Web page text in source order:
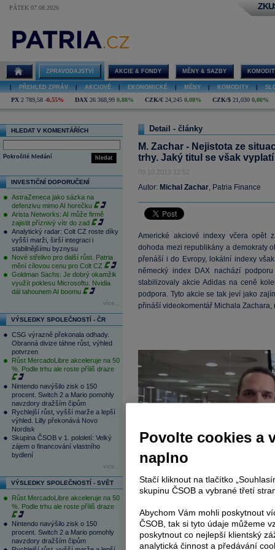
PÁTEK 07.08.2026
ZPRAVODAJSTVÍ AKCIE & FONDY MĚNY & SAZBY
PŘEHLED ZPRÁV AKCIOVÉ EKONOMICKÉ MĚNY KOMODITY
PX 2 789,58 -0,55% DAX 26 368,99 0,88% CZK/€ 24,245 0,08% CZK/$ 21,030 0,00%
HLEDAT V KOMENTÁŘÍCH
hledat
Pokročilé hledání
INVESTIČNÍ DOPORUČENÍ
AstraZeneca jako sázka na
defenzivu mimo AI horečku
Arista Networks: AI může firmě
zajistit příznivý vítr do zad
Analytický radar: Colt CZ roste díky
vyšší marži, širší integraci i
stabilnějšímu byznysu
Nové střelivo pro další růst. Patria
mění cílovou cenu pro Colt CZ
Goldman Sachs: Je dobrý okamžik
využít poklesu Microsoftu. Nvidia
dál tahounem AI boomu
více...
VÝSLEDKY SPOLEČNOSTÍ - ČR
CSG výrazně překonala odhady.
Obranná divize táhne růst, výhled
potvrzen
Růst MercadoLibre akceleruje na 50
%. Podle trhu ale roste příliš draze
Nintendo navýšilo zisk o 150
procent. Switch 2 a Mario pomohly
navzdory dražším čipům
Rychlejší růst, vyšší marže a lepší
výhled. Lilly překonává Novo
Nordisk
Skupina ČSOB v 1. pololetí: Velký
zájem o financování vlastního
bydlení
více...
VÝSLEDKY SPOLEČNOSTÍ - SVĚT
Růst MercadoLibre akceleruje na 50
%. Podle trhu ale roste příliš draze
Nintendo navýšilo zisk o 150
procent. Switch 2 a Mario pomohly
navzdory dražším čipům
Detail - články
M. Zachar - Nejistota ze
trhy. Jaký titul se však
09.10.2013 12:52
Autor: Michal Zachar, Patria Finance
Americké akciové indexy včera opět
dohoda mezi republikány a demokraty
přenáší i do Evropy, lokální indexy
německý index DAX nachází
stabilizovaly akcie Adidas na ceně
podpora. Tyto akcie se tak jeví jako
přináší videokomentář Michala Zachara,
Povolte cookies a
naplno
Stačí kliknout na tlačítko
skupinu ČSOB a vybrané třetí
Abychom Vám mohli poskytnout
ČSOB, tak si tyto údaje můžeme
poskytnout co nejlepší klientský
analytická činnost a předávání